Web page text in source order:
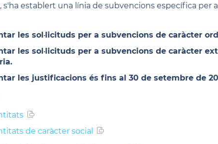
establert una línia de subvencions específica per
les sol·licituds per a subvencions de caràcter
les sol·licituds per a subvencions de caràcter
les justificacions és fins al 30 de setembre de
de caràcter social